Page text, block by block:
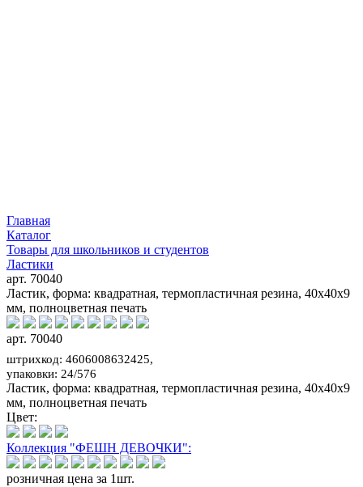
Главная
Каталог
Товары для школьников и студентов
Ластики
арт. 70040
Ластик, форма: квадратная, термопластичная резина, 40х40х9
мм, полноцветная печать
арт. 70040
штрихкод: 4606008632425,
упаковки: 24/576
Ластик, форма: квадратная, термопластичная резина, 40х40х9
мм, полноцветная печать
Цвет:
Коллекция "ФЕШН ДЕВОЧКИ":
розничная цена за 1шт.